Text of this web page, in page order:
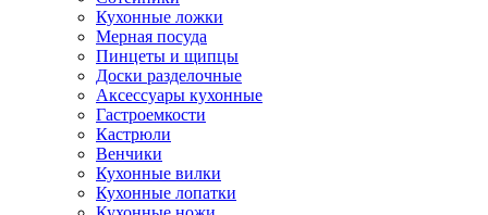
Кухонные ложки
Мерная посуда
Пинцеты и щипцы
Доски разделочные
Аксессуары кухонные
Гастроемкости
Кастрюли
Венчики
Кухонные вилки
Кухонные лопатки